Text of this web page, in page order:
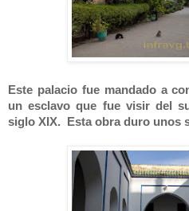
Este palacio fue mandado a
un esclavo que fue visir del
siglo XIX. Esta obra duro unos